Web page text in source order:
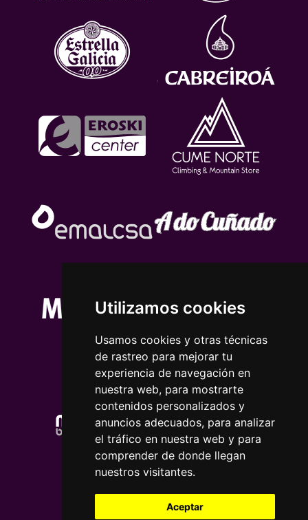
Utilizamos cookies
Usamos cookies y otras técnicas
de rastreo para mejorar tu
experiencia de navegación en
nuestra web, para mostrarte
contenidos personalizados y
anuncios adecuados, para analizar
el tráfico en nuestra web y para
comprender de donde llegan
nuestros visitantes.
Aceptar